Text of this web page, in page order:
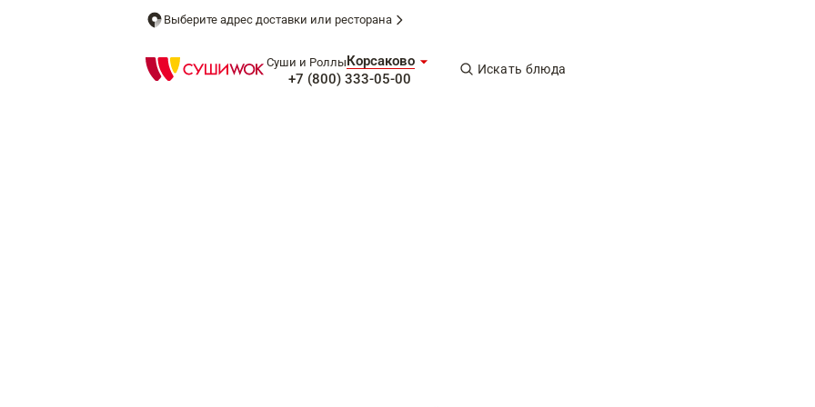
Выберите адрес доставки или ресторана
Суши и РоллыКорсаково
+7 (800) 333-05-00
Искать блюда